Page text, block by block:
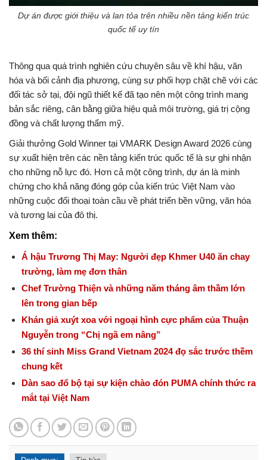
Dự án được giới thiệu và lan tỏa trên nhiều nền tảng kiến trúc
quốc tế uy tín
Thông qua quá trình nghiên cứu chuyên sâu về khí hậu, văn
hóa và bối cảnh địa phương, cùng sự phối hợp chặt chẽ với các
đối tác sở tại, đội ngũ thiết kế đã tạo nên một công trình mang
bản sắc riêng, cân bằng giữa hiệu quả môi trường, giá trị cộng
đồng và chất lượng thẩm mỹ.
Giải thưởng Gold Winner tại VMARK Design Award 2026 cùng
sự xuất hiện trên các nền tảng kiến trúc quốc tế là sự ghi nhận
cho những nỗ lực đó. Hơn cả một công trình, dự án là minh
chứng cho khả năng đóng góp của kiến trúc Việt Nam vào
những cuộc đối thoại toàn cầu về phát triển bền vững, văn hóa
và tương lai của đô thị.
Xem thêm:
Á hậu Trương Thị May: Người đẹp Khmer U40 ăn chay
trường, làm mẹ đơn thân
Chef Trường Thiện và những năm tháng âm thầm lớn
lên trong gian bếp
Khán giả xuýt xoa với ngoại hình cực phẩm của Thuận
Nguyễn trong “Chị ngã em nâng”
36 thí sinh Miss Grand Vietnam 2024 đọ sắc trước thềm
chung kết
Dàn sao đổ bộ tại sự kiện chào đón PUMA chính thức ra
mắt tại Việt Nam